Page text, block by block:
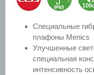
Специальные
плафоны Menics
Улучшенные
специальная
интенсивность